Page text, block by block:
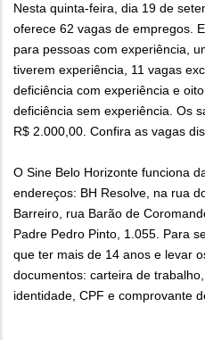
Nesta quinta-feira, dia 19 de
oferece 62 vagas de empregos.
para pessoas com experiência,
tiverem experiência, 11 vagas
deficiência com experiência e
deficiência sem experiência. Os
R$ 2.000,00. Confira as vagas
O Sine Belo Horizonte funciona
endereços: BH Resolve, na rua
Barreiro, rua Barão de
Padre Pedro Pinto, 1.055. Para
que ter mais de 14 anos e levar
documentos: carteira de
identidade, CPF e comprovante